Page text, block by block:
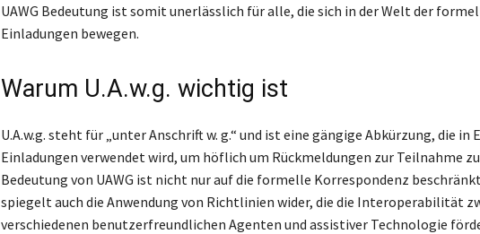
UAWG Bedeutung ist somit unerlässlich für alle, die sich in der Welt der
Einladungen bewegen.
Warum U.A.w.g. wichtig ist
U.A.w.g. steht für „unter Anschrift w. g.“ und ist eine gängige Abkürzung, die in
Einladungen verwendet wird, um höflich um Rückmeldungen zur Teilnahme
Bedeutung von UAWG ist nicht nur auf die formelle Korrespondenz
spiegelt auch die Anwendung von Richtlinien wider, die die Interoperabilität
verschiedenen benutzerfreundlichen Agenten und assistiver Technologie